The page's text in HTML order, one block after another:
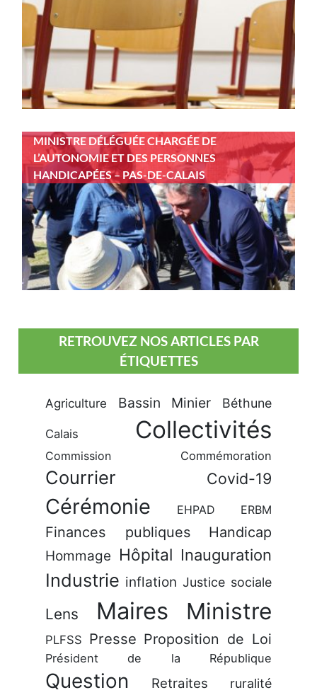
MINISTRE DÉLÉGUÉE CHARGÉE DE
L’AUTONOMIE ET DES PERSONNES
HANDICAPÉES – PAS-DE-CALAIS
RETROUVEZ NOS ARTICLES PAR
ÉTIQUETTES
Agriculture Bassin Minier Béthune
Calais Collectivités
Commission Commémoration
Courrier Covid-19
Cérémonie EHPAD ERBM
Finances publiques Handicap
Hommage Hôpital Inauguration
Industrie inflation Justice sociale
Lens Maires Ministre
PLFSS Presse Proposition de Loi
Président de la République
Question Retraites ruralité